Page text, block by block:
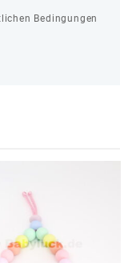
Bedingungen